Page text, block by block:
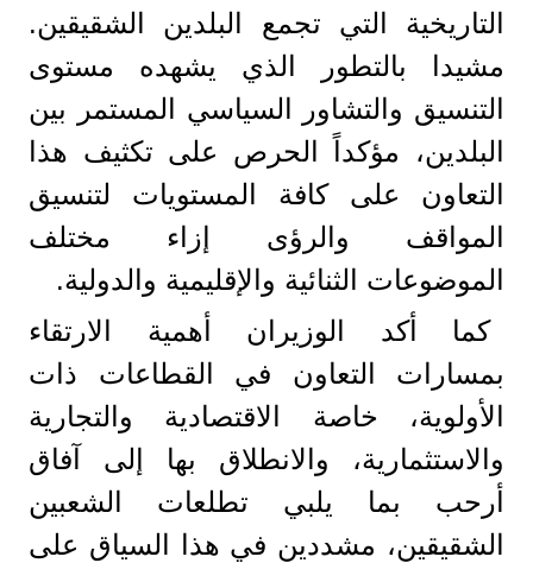
التاريخية التي تجمع البلدين الشقيقين.
مشيدا بالتطور الذي يشهده مستوى
التنسيق والتشاور السياسي المستمر بين
البلدين، مؤكداً الحرص على تكثيف هذا
التعاون على كافة المستويات لتنسيق
المواقف والرؤى إزاء مختلف
الموضوعات الثنائية والإقليمية والدولية.
كما أكد الوزيران أهمية الارتقاء
بمسارات التعاون في القطاعات ذات
الأولوية، خاصة الاقتصادية والتجارية
والاستثمارية، والانطلاق بها إلى آفاق
أرحب بما يلبي تطلعات الشعبين
الشقيقين، مشددين في هذا السياق على